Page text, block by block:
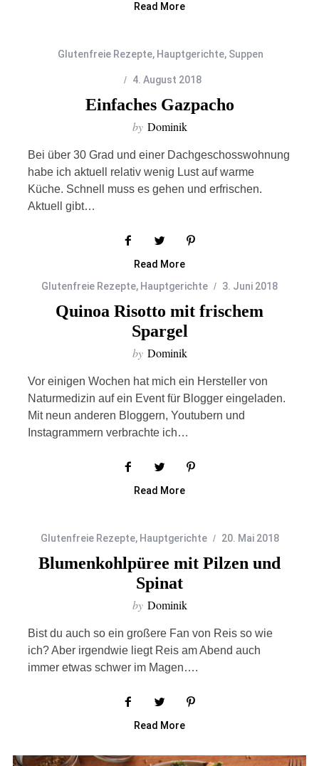
Read More
Glutenfreie Rezepte, Hauptgerichte, Suppen
4. August 2018
Einfaches Gazpacho
by Dominik
Bei über 30 Grad und einer Dachgeschosswohnung
habe ich aktuell relativ wenig Lust auf warme
Küche. Schnell muss es gehen und erfrischen.
Aktuell gibt…
Read More
Glutenfreie Rezepte, Hauptgerichte 3. Juni 2018
Quinoa Risotto mit frischem
Spargel
by Dominik
Vor einigen Wochen hat mich ein Hersteller von
Naturmedizin auf ein Event für Blogger eingeladen.
Mit neun anderen Bloggern, Youtubern und
Instagrammern verbrachte ich…
Read More
Glutenfreie Rezepte, Hauptgerichte 20. Mai 2018
Blumenkohlpüree mit Pilzen und
Spinat
by Dominik
Bist du auch so ein großere Fan von Reis so wie
ich? Aber irgendwie liegt Reis am Abend auch
immer etwas schwer im Magen….
Read More